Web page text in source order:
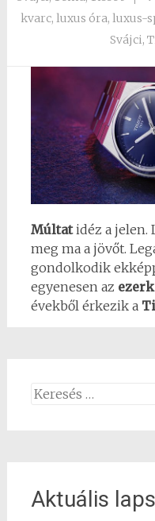
kvarc, luxus óra, luxus-
Svájci,
Múltatidéz a jelen.
meg ma a jövőt.
gondolkodik
egyenesen az
évekből érkezik a
Search
Aktuális